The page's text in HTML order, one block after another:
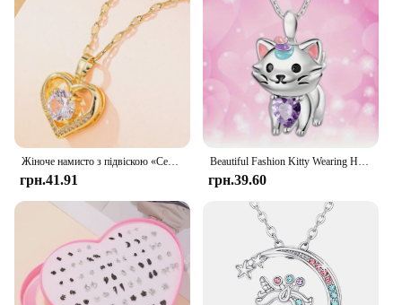
Жіноче намисто з підвіскою «Серце» Золоті губи з нержавіючої сталі Ланцюжок на шию Жіночі намиста зі штучними дорогоцінними каменями Ювелірні вироби для дівчини
грн.41.91
Beautiful Fashion Kitty Wearing Heart Shape Crystal Pendant Necklace Charm Jewelry Women Necklace Perfect Gift for Girls Women
грн.39.60